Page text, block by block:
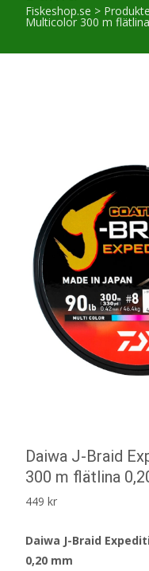
Fiskeshop.se >
Multicolor 300 m
Daiwa J-Braid
300 m flätlina
449 kr
Daiwa J-Braid
0,20 mm